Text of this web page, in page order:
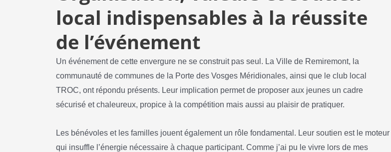
local indispensables à la réussite
de l’événement
Un événement de cette envergure ne se construit pas seul. La Ville de Remiremont, la
communauté de communes de la Porte des Vosges Méridionales, ainsi que le club local
TROC, ont répondu présents. Leur implication permet de proposer aux jeunes un cadre
sécurisé et chaleureux, propice à la compétition mais aussi au plaisir de pratiquer.
Les bénévoles et les familles jouent également un rôle fondamental. Leur soutien est le moteur
qui insuffle l’énergie nécessaire à chaque participant. Comme j’ai pu le vivre lors de mes